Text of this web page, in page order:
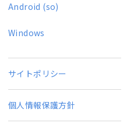
Android (so)
Windows
サイトポリシー
個人情報保護方針